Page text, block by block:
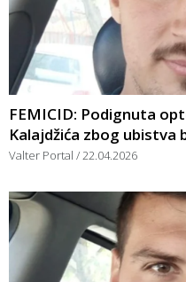
FEMICID: Podignuta
Kalajdžića zbog ubistva
Valter Portal 22.04.2026